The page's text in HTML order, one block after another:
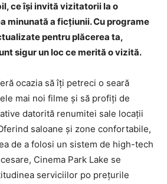
ce își invită vizitatorii la o
minunată a ficțiunii. Cu programe
pentru plăcerea ta,
sigur un loc ce merită o vizită.
ocazia să îți petreci o seară
mai noi filme și să profiți de
datorită renumitei sale locații
saloane și zone confortabile,
de a folosi un sistem de high-tech
Cinema Park Lake se
serviciilor po prețurile